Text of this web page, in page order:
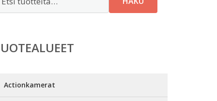
Actionkamerat